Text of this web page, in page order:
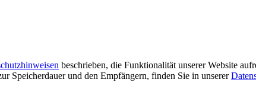
beschrieben, die Funktionalität unserer Website
Speicherdauer und den Empfängern, finden Sie in unserer